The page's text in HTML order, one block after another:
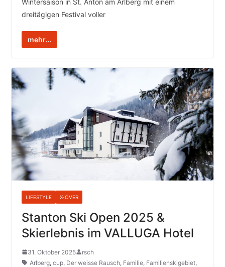
dreitägigen Festival voller
mehr...
LIFESTYLE X-OVER
Stanton Ski Open 2025 &
Skierlebnis im VALLUGA Hotel
31. Oktober 2025
rsch
Arlberg, cup, Der weisse Rausch, Familie, Familienskigebiet,